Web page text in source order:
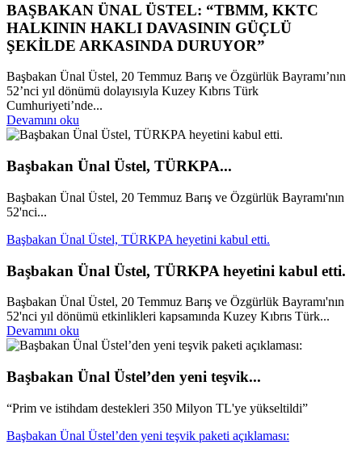
BAŞBAKAN ÜNAL ÜSTEL: “TBMM, KKTC
HALKININ HAKLI DAVASININ GÜÇLÜ
ŞEKİLDE ARKASINDA DURUYOR”
Başbakan Ünal Üstel, 20 Temmuz Barış ve Özgürlük Bayramı’nın
52’nci yıl dönümü dolayısıyla Kuzey Kıbrıs Türk
Cumhuriyeti’nde...
Devamını oku
Başbakan Ünal Üstel, TÜRKPA...
Başbakan Ünal Üstel, 20 Temmuz Barış ve Özgürlük Bayramı'nın
52'nci...
Başbakan Ünal Üstel, TÜRKPA heyetini kabul etti.
Başbakan Ünal Üstel, TÜRKPA heyetini kabul etti.
Başbakan Ünal Üstel, 20 Temmuz Barış ve Özgürlük Bayramı'nın
52'nci yıl dönümü etkinlikleri kapsamında Kuzey Kıbrıs Türk...
Devamını oku
Başbakan Ünal Üstel’den yeni teşvik...
“Prim ve istihdam destekleri 350 Milyon TL'ye yükseltildi”
Başbakan Ünal Üstel’den yeni teşvik paketi açıklaması: